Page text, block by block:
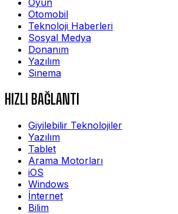
Otomobil
Teknoloji Haberleri
Sosyal Medya
Donanım
Yazılım
Sinema
HIZLI BAĞLANTI
Giyilebilir Teknolojiler
Yazılım
Tablet
Arama Motorları
iOS
Windows
İnternet
Bilim